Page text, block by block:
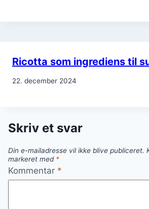
Ricotta som ingrediens til
22. december 2024
Skriv et svar
Din e-mailadresse vil ikke blive publiceret.
markeret med *
Kommentar *